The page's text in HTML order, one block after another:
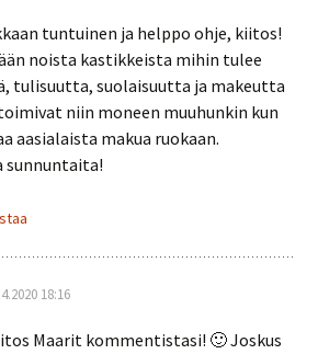
tuntuinen ja helppo ohje, kiitos!
noista kastikkeista mihin tulee
tulisuutta, suolaisuutta ja makeutta
niin moneen muuhunkin kun
aasialaista makua ruokaan.
sunnuntaita!
18:16
Maarit kommentistasi! 🙂 Joskus